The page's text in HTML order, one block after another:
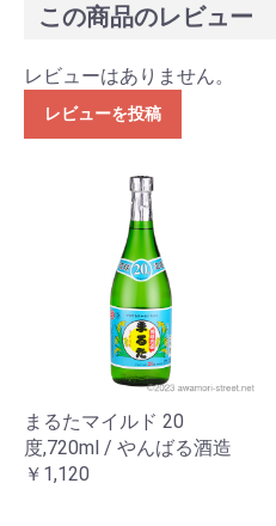
この商品のレビュー
レビューはありません。
レビューを投稿
まるたマイルド 20
度,720ml / やんばる酒造
￥1,120